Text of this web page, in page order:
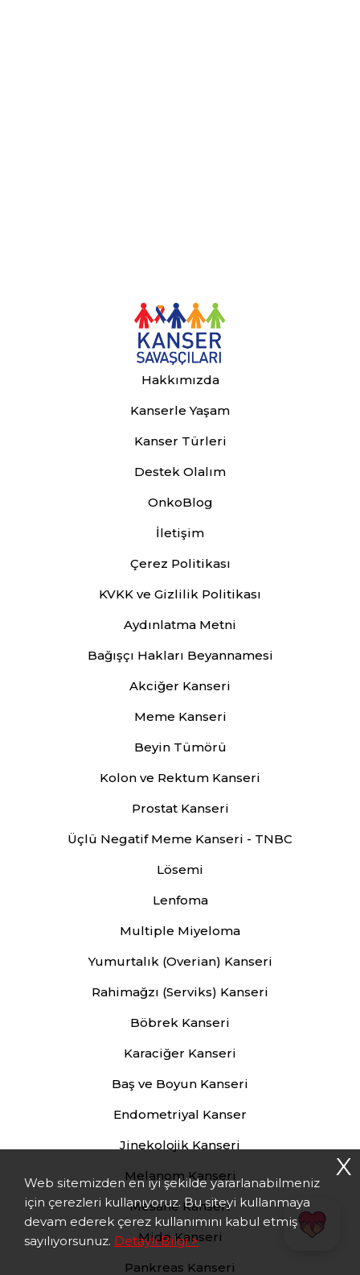
Hakkımızda
Kanserle Yaşam
Kanser Türleri
Destek Olalım
OnkoBlog
İletişim
Çerez Politikası
KVKK ve Gizlilik Politikası
Aydınlatma Metni
Bağışçı Hakları Beyannamesi
Akciğer Kanseri
Meme Kanseri
Beyin Tümörü
Kolon ve Rektum Kanseri
Prostat Kanseri
Üçlü Negatif Meme Kanseri - TNBC
Lösemi
Lenfoma
Multiple Miyeloma
Yumurtalık (Overian) Kanseri
Rahimağzı (Serviks) Kanseri
Böbrek Kanseri
Karaciğer Kanseri
Baş ve Boyun Kanseri
Endometriyal Kanser
Jinekolojik Kanseri
Melanom Kanseri
Mesane Kanseri
Mide Kanseri
Pankreas Kanseri
Web sitemizden en iyi şekilde yararlanabilmeniz
için çerezleri kullanıyoruz. Bu siteyi kullanmaya
devam ederek çerez kullanımını kabul etmiş
sayılıyorsunuz. Detaylı Bilgi >
X